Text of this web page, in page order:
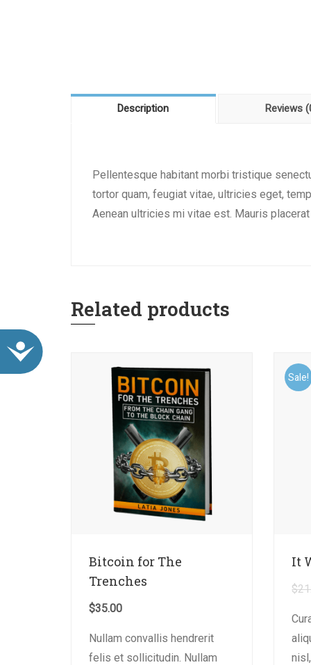
ACCESIBILIDAD
Description Reviews
Pellentesque habitant morbi tristique
tortor quam, feugiat vitae, ultricies eget,
Aenean ultricies mi vitae est. Mauris
Related products
Bitcoin for The
Trenches
$35.00
Nullam convallis hendrerit
felis et sollicitudin. Nullam
Sale!
It
$